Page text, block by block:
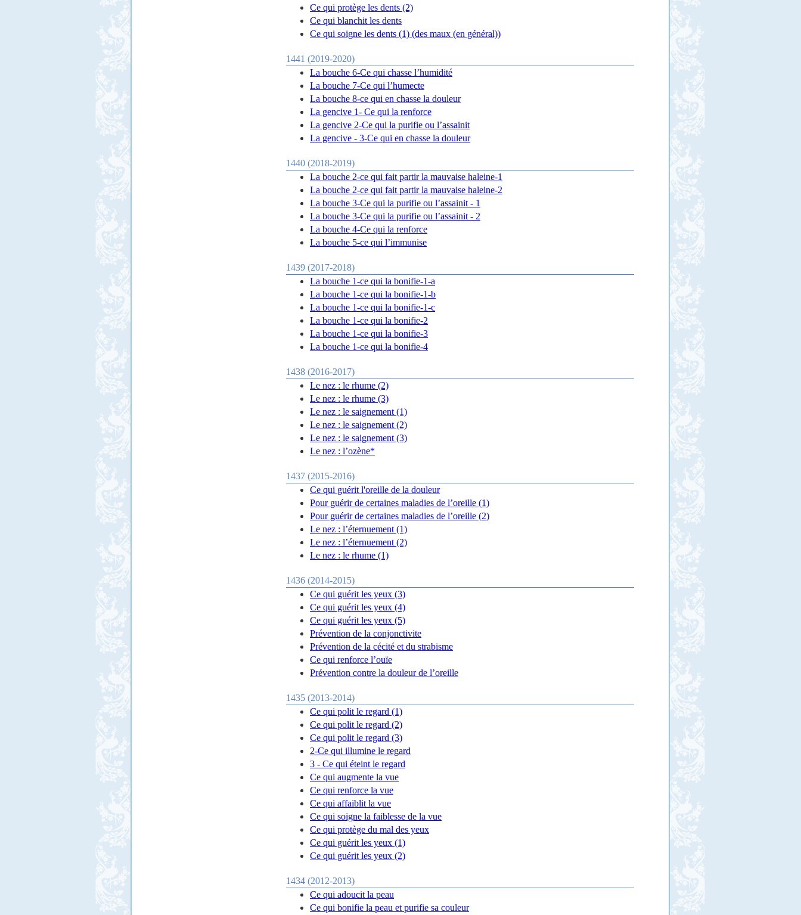
Ce qui protège les dents (2)
Ce qui blanchit les dents
Ce qui soigne les dents (1) (des maux (en général))
1441 (2019-2020)
La bouche 6-Ce qui chasse l’humidité
La bouche 7-Ce qui l’humecte
La bouche 8-ce qui en chasse la douleur
La gencive 1- Ce qui la renforce
La gencive 2-Ce qui la purifie ou l’assainit
La gencive - 3-Ce qui en chasse la douleur
1440 (2018-2019)
La bouche 2-ce qui fait partir la mauvaise haleine-1
La bouche 2-ce qui fait partir la mauvaise haleine-2
La bouche 3-Ce qui la purifie ou l’assainit - 1
La bouche 3-Ce qui la purifie ou l’assainit - 2
La bouche 4-Ce qui la renforce
La bouche 5-ce qui l’immunise
1439 (2017-2018)
La bouche 1-ce qui la bonifie-1-a
La bouche 1-ce qui la bonifie-1-b
La bouche 1-ce qui la bonifie-1-c
La bouche 1-ce qui la bonifie-2
La bouche 1-ce qui la bonifie-3
La bouche 1-ce qui la bonifie-4
1438 (2016-2017)
Le nez : le rhume (2)
Le nez : le rhume (3)
Le nez : le saignement (1)
Le nez : le saignement (2)
Le nez : le saignement (3)
Le nez : l’ozène*
1437 (2015-2016)
Ce qui guérit l'oreille de la douleur
Pour guérir de certaines maladies de l’oreille (1)
Pour guérir de certaines maladies de l’oreille (2)
Le nez : l’éternuement (1)
Le nez : l’éternuement (2)
Le nez : le rhume (1)
1436 (2014-2015)
Ce qui guérit les yeux (3)
Ce qui guérit les yeux (4)
Ce qui guérit les yeux (5)
Prévention de la conjonctivite
Prévention de la cécité et du strabisme
Ce qui renforce l’ouïe
Prévention contre la douleur de l’oreille
1435 (2013-2014)
Ce qui polit le regard (1)
Ce qui polit le regard (2)
Ce qui polit le regard (3)
2-Ce qui illumine le regard
3 - Ce qui éteint le regard
Ce qui augmente la vue
Ce qui renforce la vue
Ce qui affaiblit la vue
Ce qui soigne la faiblesse de la vue
Ce qui protège du mal des yeux
Ce qui guérit les yeux (1)
Ce qui guérit les yeux (2)
1434 (2012-2013)
Ce qui adoucit la peau
Ce qui bonifie la peau et purifie sa couleur